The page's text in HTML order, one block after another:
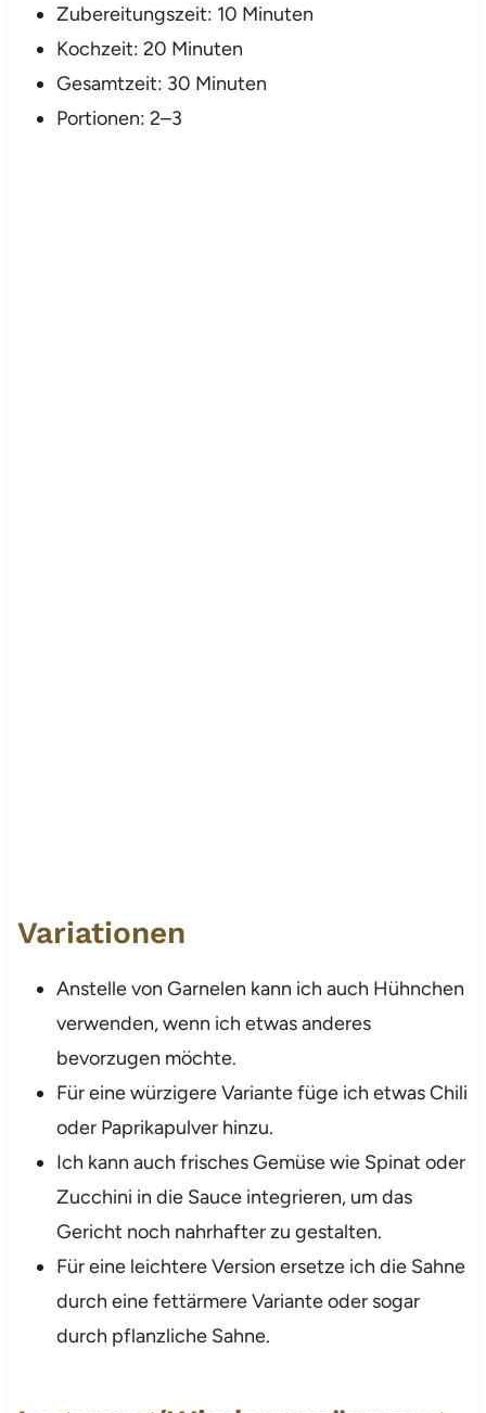
Zubereitungszeit: 10 Minuten
Kochzeit: 20 Minuten
Gesamtzeit: 30 Minuten
Portionen: 2–3
Variationen
Anstelle von Garnelen kann ich auch Hühnchen
verwenden, wenn ich etwas anderes
bevorzugen möchte.
Für eine würzigere Variante füge ich etwas Chili
oder Paprikapulver hinzu.
Ich kann auch frisches Gemüse wie Spinat oder
Zucchini in die Sauce integrieren, um das
Gericht noch nahrhafter zu gestalten.
Für eine leichtere Version ersetze ich die Sahne
durch eine fettärmere Variante oder sogar
durch pflanzliche Sahne.